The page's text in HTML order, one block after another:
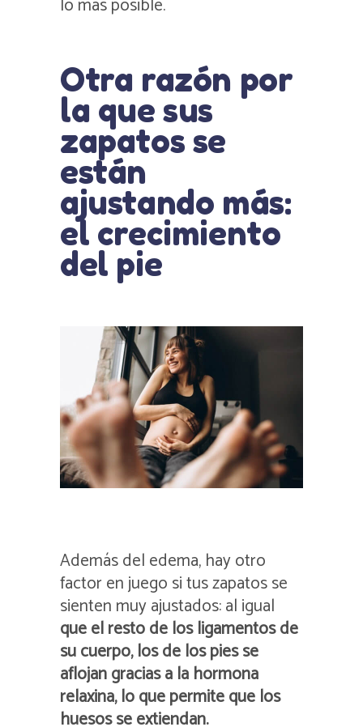
Otra razón por
la que sus
zapatos se
están
ajustando más:
el crecimiento
del pie
Además del edema, hay otro
factor en juego si tus zapatos se
sienten muy ajustados: al igual
que el resto de los ligamentos de
su cuerpo, los de los pies se
aflojan gracias a la hormona
relaxina, lo que permite que los
huesos se extiendan.